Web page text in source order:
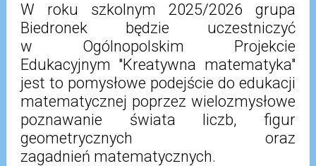
W roku szkolnym 2025/2026 grupa
Biedronek będzie uczestniczyć
w Ogólnopolskim Projekcie
Edukacyjnym "Kreatywna matematyka"
jest to pomysłowe podejście do edukacji
matematycznej poprzez wielozmysłowe
poznawanie świata liczb, figur
geometrycznych oraz
zagadnień matematycznych.